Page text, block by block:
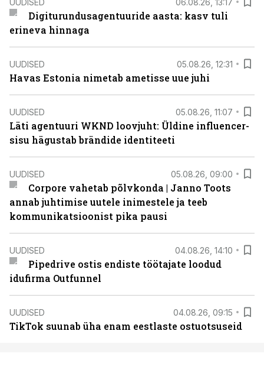
Digiturundusagentuuride aasta: kasv tuli
erineva hinnaga
UUDISED 05.08.26, 12:31
Havas Estonia nimetab ametisse uue juhi
UUDISED 05.08.26, 11:07
Läti agentuuri WKND loovjuht: Üldine influencer-
sisu hägustab brändide identiteeti
UUDISED 05.08.26, 09:00
Corpore vahetab põlvkonda | Janno Toots
annab juhtimise uutele inimestele ja teeb
kommunikatsioonist pika pausi
UUDISED 04.08.26, 14:10
Pipedrive ostis endiste töötajate loodud
idufirma Outfunnel
UUDISED 04.08.26, 09:15
TikTok suunab üha enam eestlaste ostuotsuseid